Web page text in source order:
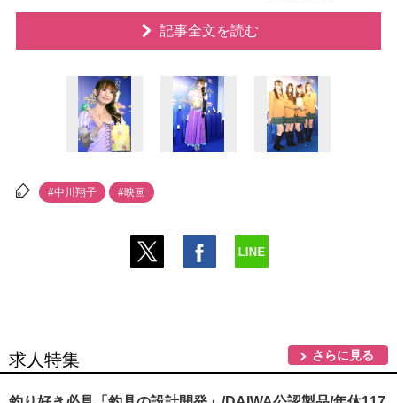
記事全文を読む
#中川翔子 #映画
求人特集 さらに見る